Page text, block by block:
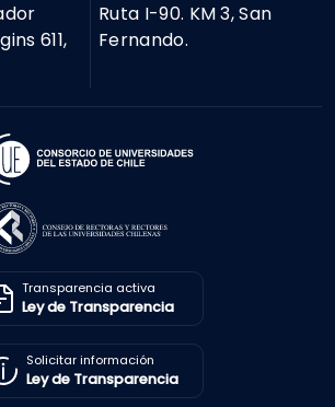
611,
Ruta I-90. KM 3, San
Fernando.
Transparencia activa
Ley de Transparencia
Solicitar información
Ley de Transparencia